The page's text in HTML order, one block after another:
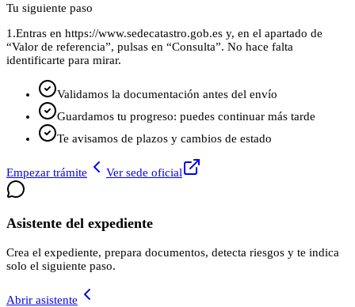
Tu siguiente paso
1.Entras en https://www.sedecatastro.gob.es y, en el apartado de
“Valor de referencia”, pulsas en “Consulta”. No hace falta
identificarte para mirar.
Validamos la documentación antes del envío
Guardamos tu progreso: puedes continuar más tarde
Te avisamos de plazos y cambios de estado
Empezar trámite Ver sede oficial
Asistente del expediente
Crea el expediente, prepara documentos, detecta riesgos y te indica
solo el siguiente paso.
Abrir asistente